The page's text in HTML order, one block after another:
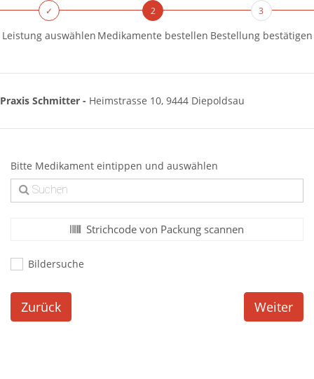
✓
Leistung auswählen
2
Medikamente bestellen
3
Bestellung bestätigen
Praxis Schmitter - Heimstrasse 10, 9444 Diepoldsau
Bitte Medikament eintippen und auswählen
Strichcode von Packung scannen
Bildersuche
Zurück Weiter